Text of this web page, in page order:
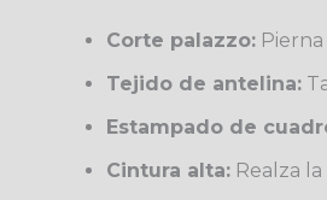
Corte palazzo:
Tejido de antelina:
Estampado de
Cintura alta: Realza